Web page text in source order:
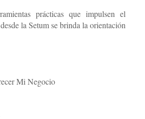
prácticas que impulsen el
la Setum se brinda la orientación
Mi Negocio